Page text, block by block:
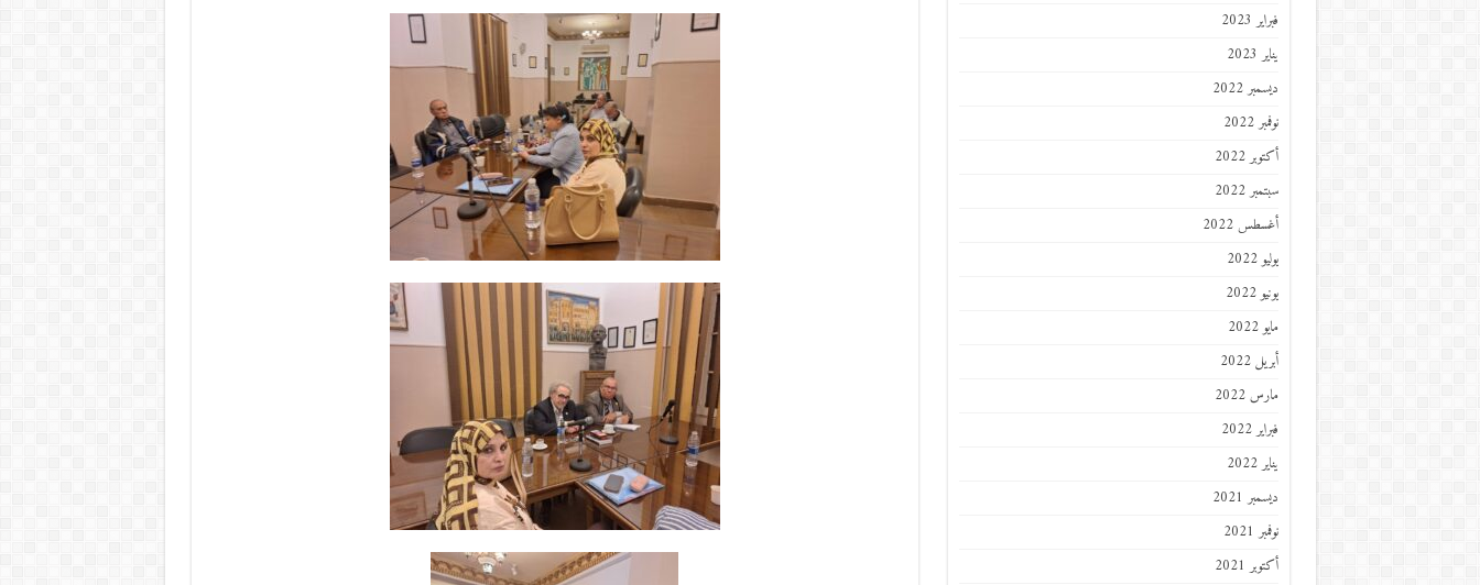
فبراير 2023
يناير 2023
ديسمبر 2022
نوفمبر 2022
أكتوبر 2022
سبتمبر 2022
أغسطس 2022
يوليو 2022
يونيو 2022
مايو 2022
أبريل 2022
مارس 2022
فبراير 2022
يناير 2022
ديسمبر 2021
نوفمبر 2021
أكتوبر 2021